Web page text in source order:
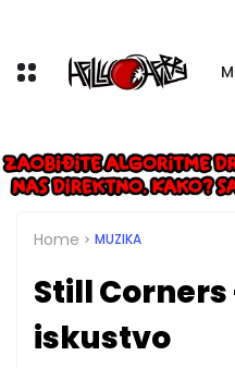
Home MUZIKA
Still
iskustvo